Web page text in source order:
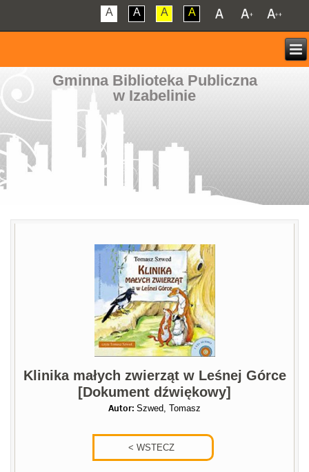
A A A A
Gminna Biblioteka Publiczna
w Izabelinie
Klinika małych zwierząt w Leśnej Górce
[Dokument dźwiękowy]
Autor: Szwed, Tomasz